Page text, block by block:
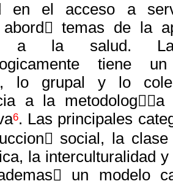
en el acceso a
abord￿ temas de la
a la salud. La
tiene
lo grupal y lo
a la
6. Las principales
social, la
la interculturalidad
un modelo